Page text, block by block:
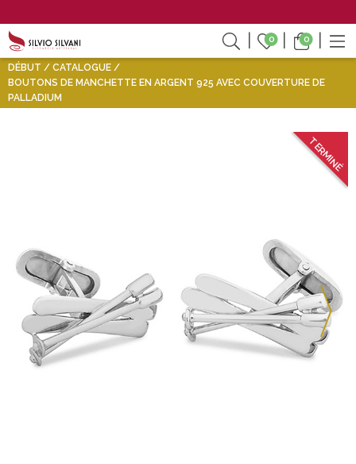
0 0
DÉBUT
CATALOGUE
BOUTONS DE MANCHETTE EN ARGENT 925 AVEC COUVERTURE DE
PALLADIUM
TERMINÉ